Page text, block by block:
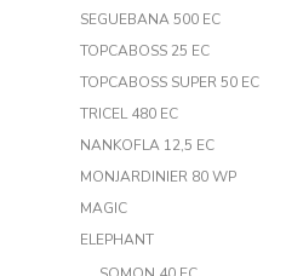
SEGUEBANA 500 EC
TOPCABOSS 25 EC
TOPCABOSS SUPER 50 EC
TRICEL 480 EC
NANKOFLA 12,5 EC
MONJARDINIER 80 WP
MAGIC
ELEPHANT